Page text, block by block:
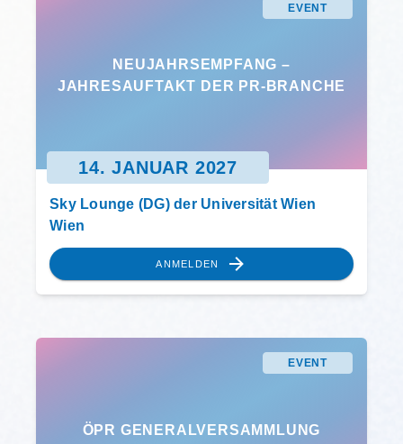
EVENT
NEUJAHRSEMPFANG –
JAHRESAUFTAKT DER PR-BRANCHE
14. JANUAR 2027
Sky Lounge (DG) der Universität Wien
Wien
ANMELDEN
EVENT
ÖPR GENERALVERSAMMLUNG